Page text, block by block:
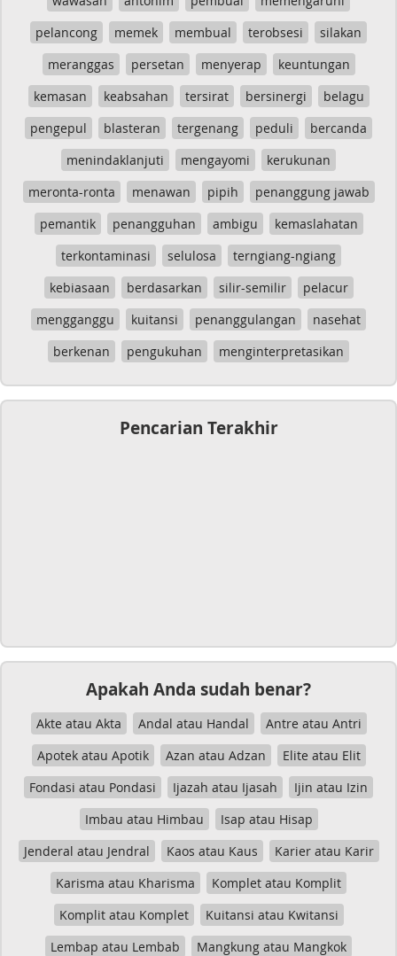
pelancong
memek membual terobsesi
silakan
meranggas
persetan menyerap
keuntungan
kemasan
keabsahan tersirat bersinergi
belagu
pengepul
blasteran tergenang peduli
bercanda
menindaklanjuti
mengayomi
kerukunan
meronta-ronta
menawan pipih
penanggung jawab
pemantik
penangguhan ambigu
kemaslahatan
terkontaminasi
selulosa
terngiang-ngiang
kebiasaan
berdasarkan silir-semilir
pelacur
mengganggu
kuitansi penanggulangan
nasehat
berkenan
pengukuhan menginterpretasikan
Pencarian Terakhir
Apakah Anda sudah benar?
Akte atau Akta Andal atau Handal
Antre atau Antri
Apotek atau Apotik
Azan atau Adzan
Elite atau Elit
Fondasi atau Pondasi
Ijazah atau Ijasah
Ijin atau Izin
Imbau atau Himbau
Isap atau Hisap
Jenderal atau Jendral
Kaos atau Kaus
Karier atau Karir
Karisma atau Kharisma
Komplet atau Komplit
Komplit atau Komplet
Kuitansi atau Kwitansi
Lembap atau Lembab
Mangkung atau Mangkok